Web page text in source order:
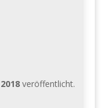
veröffentlicht.